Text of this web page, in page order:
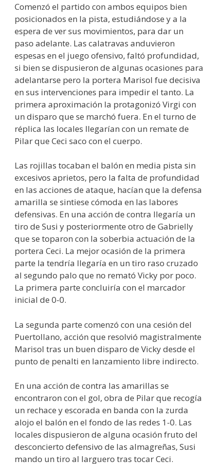
Comenzó el partido con ambos equipos bien
posicionados en la pista, estudiándose y a la
espera de ver sus movimientos, para dar un
paso adelante. Las calatravas anduvieron
espesas en el juego ofensivo, faltó profundidad,
si bien se dispusieron de algunas ocasiones para
adelantarse pero la portera Marisol fue decisiva
en sus intervenciones para impedir el tanto. La
primera aproximación la protagonizó Virgi con
un disparo que se marchó fuera. En el turno de
réplica las locales llegarían con un remate de
Pilar que Ceci saco con el cuerpo.
Las rojillas tocaban el balón en media pista sin
excesivos aprietos, pero la falta de profundidad
en las acciones de ataque, hacían que la defensa
amarilla se sintiese cómoda en las labores
defensivas. En una acción de contra llegaría un
tiro de Susi y posteriormente otro de Gabrielly
que se toparon con la soberbia actuación de la
portera Ceci. La mejor ocasión de la primera
parte la tendría llegaría en un tiro raso cruzado
al segundo palo que no remató Vicky por poco.
La primera parte concluiría con el marcador
inicial de 0-0.
La segunda parte comenzó con una cesión del
Puertollano, acción que resolvió magistralmente
Marisol tras un buen disparo de Vicky desde el
punto de penalti en lanzamiento libre indirecto.
En una acción de contra las amarillas se
encontraron con el gol, obra de Pilar que recogía
un rechace y escorada en banda con la zurda
alojo el balón en el fondo de las redes 1-0. Las
locales dispusieron de alguna ocasión fruto del
desconcierto defensivo de las almagreñas, Susi
mando un tiro al larguero tras tocar Ceci.